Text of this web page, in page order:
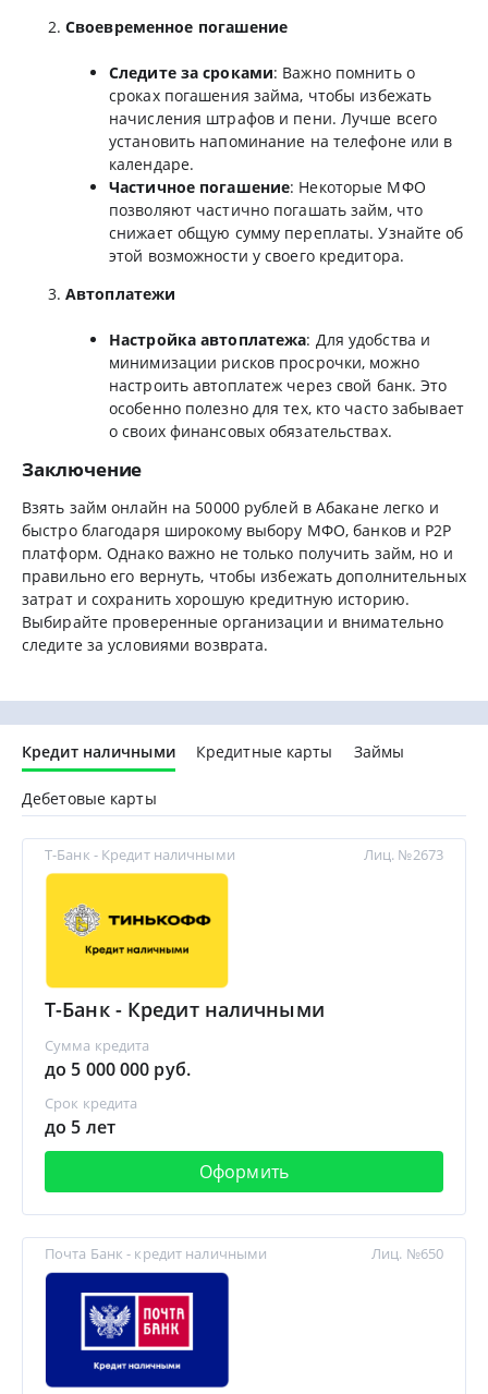
Своевременное погашение
Следите за сроками: Важно помнить о
сроках погашения займа, чтобы избежать
начисления штрафов и пени. Лучше всего
установить напоминание на телефоне или в
календаре.
Частичное погашение: Некоторые МФО
позволяют частично погашать займ, что
снижает общую сумму переплаты. Узнайте об
этой возможности у своего кредитора.
Автоплатежи
Настройка автоплатежа: Для удобства и
минимизации рисков просрочки, можно
настроить автоплатеж через свой банк. Это
особенно полезно для тех, кто часто забывает
о своих финансовых обязательствах.
Заключение
Взять займ онлайн на 50000 рублей в Абакане легко и
быстро благодаря широкому выбору МФО, банков и P2P
платформ. Однако важно не только получить займ, но и
правильно его вернуть, чтобы избежать дополнительных
затрат и сохранить хорошую кредитную историю.
Выбирайте проверенные организации и внимательно
следите за условиями возврата.
Кредит наличными Кредитные карты Займы
Дебетовые карты
Т-Банк - Кредит наличными
Т-Банк - Кредит наличными
Сумма кредита
до 5 000 000 руб.
Срок кредита
до 5 лет
Оформить
Лиц. №2673
Почта Банк - кредит наличными Лиц. №650